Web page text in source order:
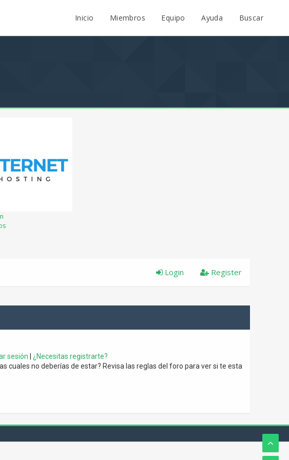
Inicio Miembros Equipo Ayuda Buscar
Register
Login
sesión
¿Necesitas registrarte?
cuales no deberías de estar? Revisa las reglas del foro para ver si te esta